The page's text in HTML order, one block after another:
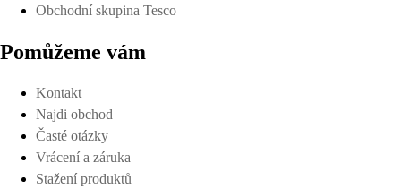
Obchodní skupina Tesco
Pomůžeme vám
Kontakt
Najdi obchod
Časté otázky
Vrácení a záruka
Stažení produktů